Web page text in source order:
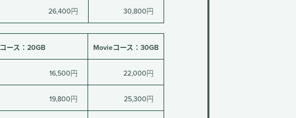
26,400円 30,800円
ース：20GB Movieコース：30GB
16,500円 22,000円
19,800円 25,300円